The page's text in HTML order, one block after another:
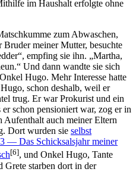
im Haushalt erfolgte ohne
zum Abwaschen,
meiner Mutter, besuchte
, empfing sie ihn.
Martha,
Und dann wandte sie sich
Hugo. Mehr Interesse hatte
schon deshalb, weil er
trug. Er war Prokurist und ein
schon pensioniert war, zog er in
Aufenthalt auch meiner Eltern
Dort wurden sie selbst
— Das Schicksalsjahr meiner
[6], und Onkel Hugo, Tante
starben dort in der